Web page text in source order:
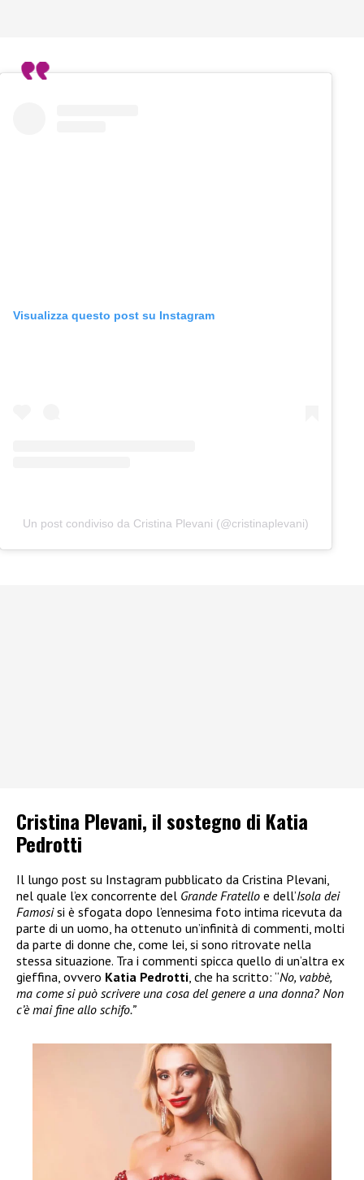
Visualizza questo post su Instagram
Un post condiviso da Cristina Plevani (@cristinaplevani)
Cristina Plevani, il sostegno di Katia
Pedrotti
Il lungo post su Instagram pubblicato da Cristina Plevani,
nel quale l’ex concorrente del Grande Fratello e dell’Isola dei
Famosisi è sfogata dopo l’ennesima foto intima ricevuta da
parte di un uomo, ha ottenuto un’infinità di commenti, molti
da parte di donne che, come lei, si sono ritrovate nella
stessa situazione. Tra i commenti spicca quello di un’altra ex
gieffina, ovvero Katia Pedrotti, che ha scritto: “No, vabbè,
ma come si può scrivere una cosa del genere a una donna? Non
c’è mai fine allo schifo.”